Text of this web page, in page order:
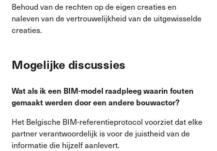
Behoud van de rechten op de eigen creaties en
naleven van de vertrouwelijkheid van de uitgewisselde
creaties.
Mogelijke discussies
Wat als ik een BIM-model raadpleeg waarin fouten
gemaakt werden door een andere bouwactor?
Het Belgische BIM-referentieprotocol voorziet dat elke
partner verantwoordelijk is voor de juistheid van de
informatie die hijzelf aanlevert.